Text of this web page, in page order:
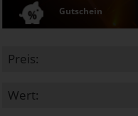
Gutschein
Preis:
Wert: